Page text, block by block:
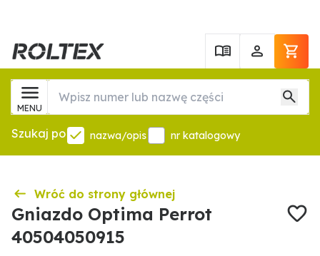
MENU
Szukaj po nazwa/opis nr katalogowy
Wróć do strony głównej
Gniazdo Optima Perrot
40504050915